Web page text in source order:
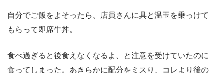
自分でご飯をよそったら、店員さんに具と温玉を乗っけて
もらって即席牛丼。
食べ過ぎると後食えなくなるよ、と注意を受けていたのに
食ってしまった。あきらかに配分をミスり、コレより後の